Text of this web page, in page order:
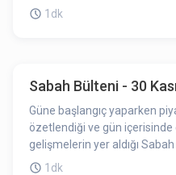
yapabilir, sanat eserlerini
1dk
Sabah Bülteni - 30
Güne başlangıç yaparken
özetlendiği ve gün
gelişmelerin yer aldığı
1dk